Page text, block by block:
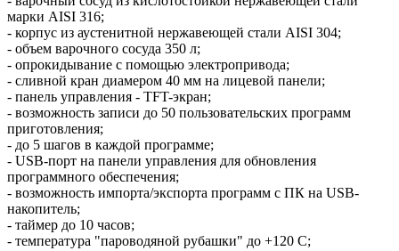
марки AISI 316;
- корпус из аустенитной нержавеющей стали AISI 304;
- объем варочного сосуда 350 л;
- опрокидывание с помощью электропривода;
- сливной кран диамером 40 мм на лицевой панели;
- панель управления - TFT-экран;
- возможность записи до 50 пользовательских программ
приготовления;
- до 5 шагов в каждой программе;
- USB-порт на панели управления для обновления
программного обеспечения;
- возможность импорта/экспорта программ с ПК на USB-
накопитель;
- таймер до 10 часов;
- температура "пароводяной рубашки" до +120 С;